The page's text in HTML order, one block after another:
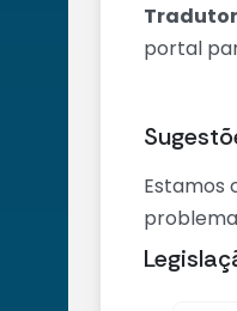
portal
Estamos